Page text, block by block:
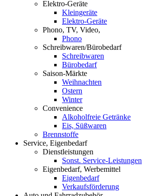
Elektro-Geräte
Kleingeräte
Elektro-Geräte
Phono, TV, Video,
Phono
Schreibwaren/Bürobedarf
Schreibwaren
Bürobedarf
Saison-Märkte
Weihnachten
Ostern
Winter
Convenience
Alkoholfreie Getränke
Eis, Süßwaren
Brennstoffe
Service, Eigenbedarf
Dienstleistungen
Sonst. Service-Leistungen
Eigenbedarf, Werbemittel
Eigenbedarf
Verkaufsförderung